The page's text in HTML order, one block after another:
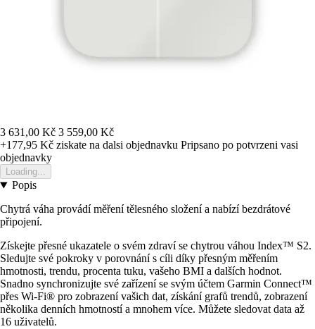
3 631,00 Kč 3 559,00 Kč
+177,95 Kč ziskate na dalsi objednavku Pripsano po potvrzeni vasi
objednavky
Loading...
Popis
Chytrá váha provádí měření tělesného složení a nabízí bezdrátové
připojení.
Získejte přesné ukazatele o svém zdraví se chytrou váhou Index™ S2.
Sledujte své pokroky v porovnání s cíli díky přesným měřením
hmotnosti, trendu, procenta tuku, vašeho BMI a dalších hodnot.
Snadno synchronizujte své zařízení se svým účtem Garmin Connect™
přes Wi-Fi® pro zobrazení vašich dat, získání grafů trendů, zobrazení
několika denních hmotností a mnohem více. Můžete sledovat data až
16 uživatelů.